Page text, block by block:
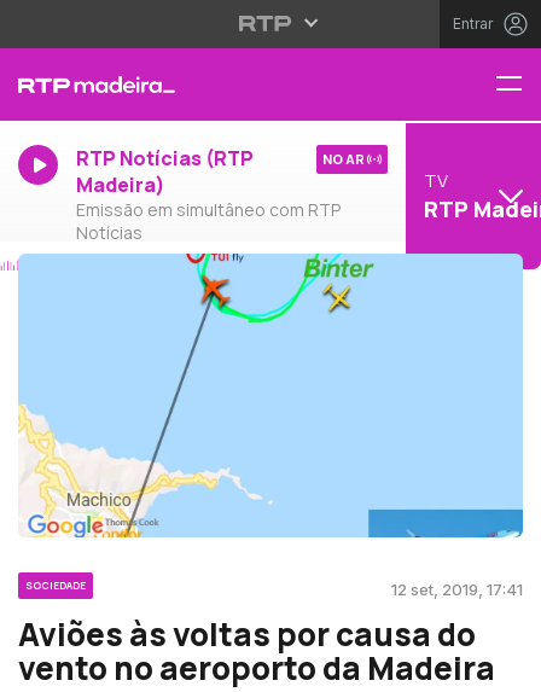
Entrar
RTP Notícias (RTP
Madeira)
Emissão em simultâneo com RTP
Notícias
NO AR
TV
RTP
SOCIEDADE 12 set, 2019, 17:41
Aviões às voltas por causa do
vento no aeroporto da Madeira